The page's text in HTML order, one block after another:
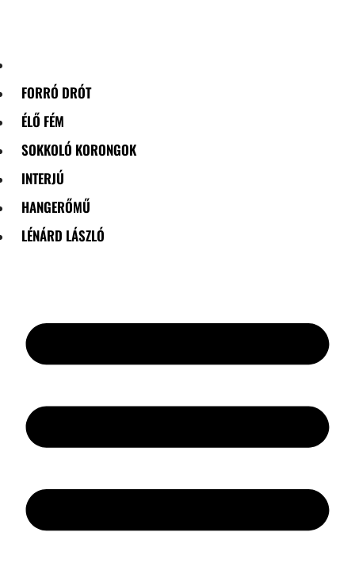
FORRÓ DRÓT
ÉLŐ FÉM
SOKKOLÓ KORONGOK
INTERJÚ
HANGERŐMŰ
LÉNÁRD LÁSZLÓ